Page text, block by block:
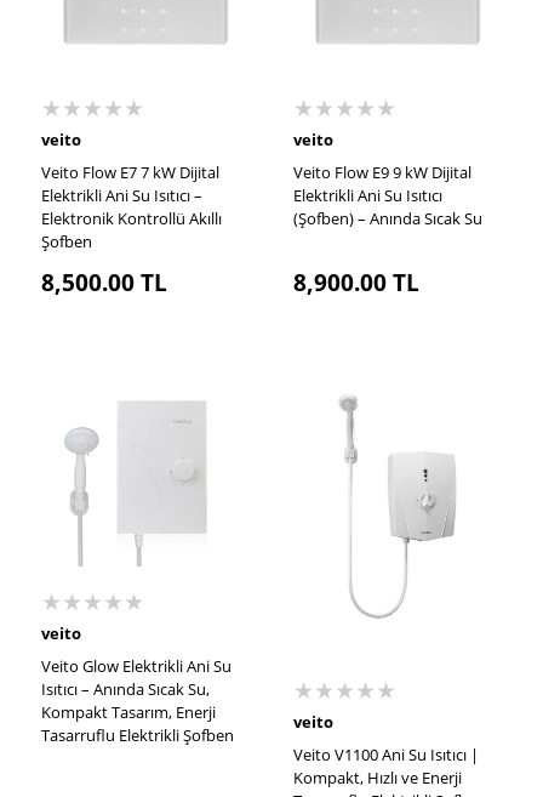
★★★★★
veito
Veito Flow E7 7 kW Dijital
Elektrikli Ani Su Isıtıcı –
Elektronik Kontrollü Akıllı
Şofben
8,500.00TL
★★★★★
veito
Veito Flow E9 9 kW Dijital
Elektrikli Ani Su Isıtıcı
(Şofben) – Anında Sıcak Su
8,900.00TL
★★★★★
veito
Veito Glow Elektrikli Ani Su
Isıtıcı – Anında Sıcak Su,
Kompakt Tasarım, Enerji
Tasarruflu Elektrikli Şofben
★★★★★
veito
Veito V1100 Ani Su Isıtıcı |
Kompakt, Hızlı ve Enerji